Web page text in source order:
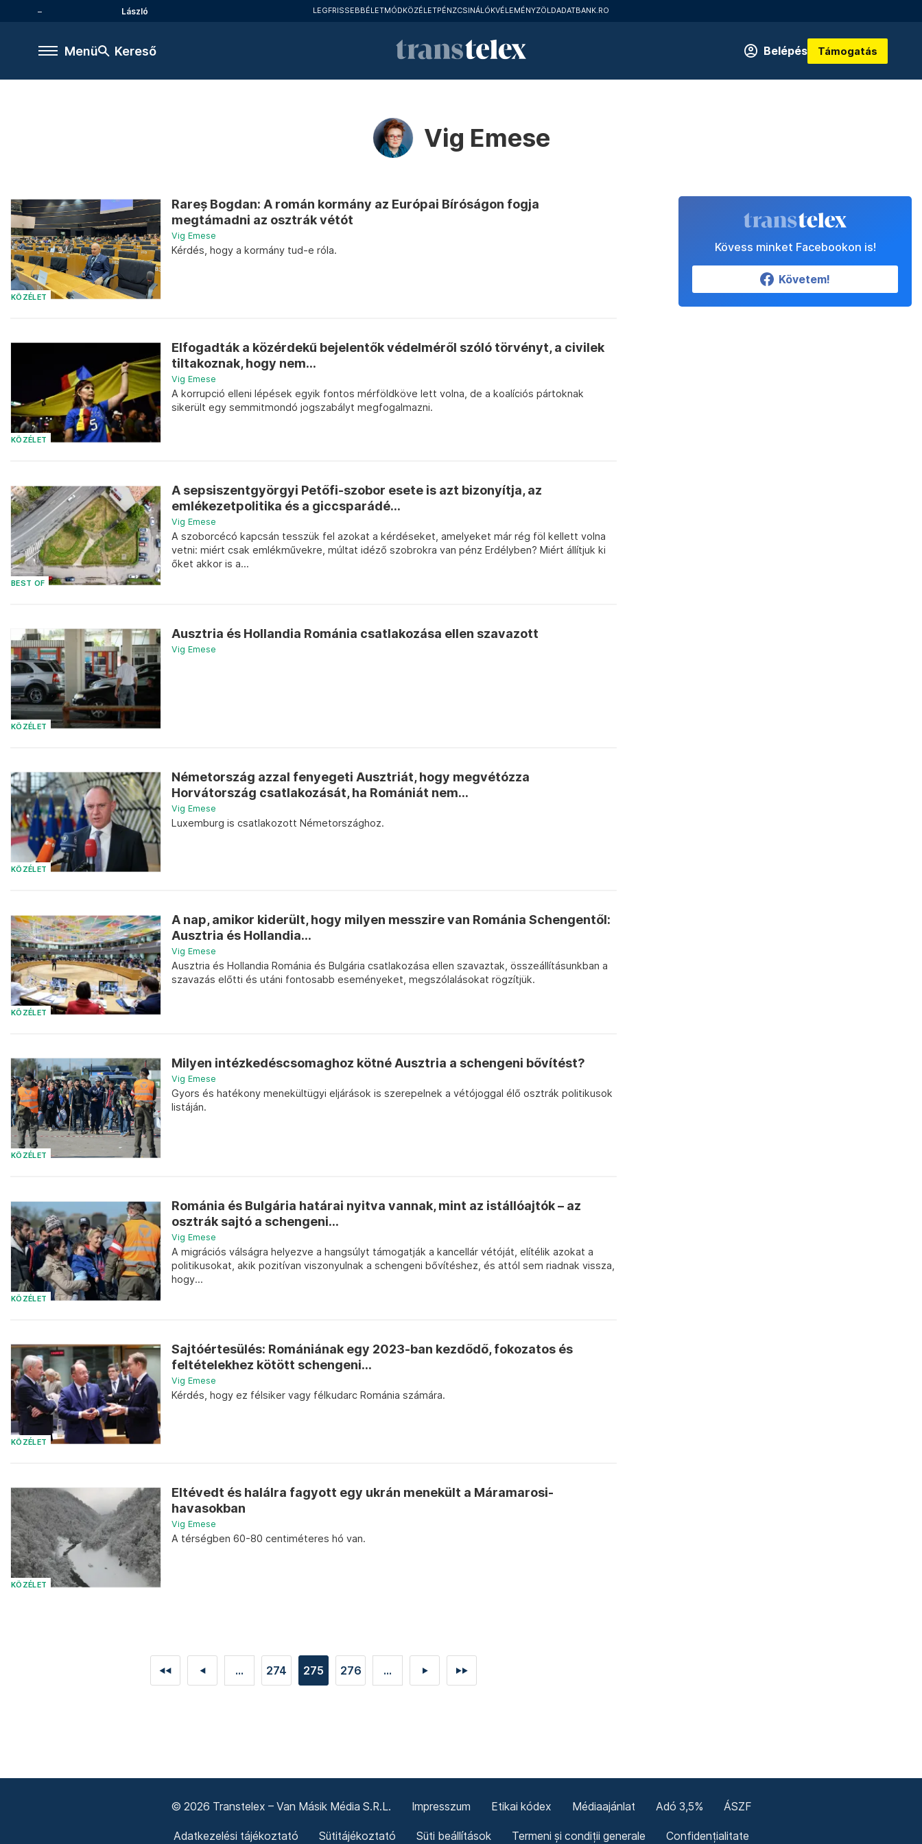
László LEGFRISSEBBÉLETMÓDKÖZÉLETPÉNZCSINÁLÓKVÉLEMÉNYZÖLDADATBANK.RO
Menü Kereső Belépés Támogatás
Vig Emese
KÖZÉLET
Rareș Bogdan: A román kormány az Európai Bíróságon fogja
megtámadni az osztrák vétót
Vig Emese
Kérdés, hogy a kormány tud-e róla.
KÖZÉLET
Elfogadták a közérdekű bejelentők védelméről szóló törvényt, a civilek
tiltakoznak, hogy nem...
Vig Emese
A korrupció elleni lépések egyik fontos mérföldköve lett volna, de a koalíciós pártoknak
sikerült egy semmitmondó jogszabályt megfogalmazni.
BEST OF
A sepsiszentgyörgyi Petőfi-szobor esete is azt bizonyítja, az
emlékezetpolitika és a giccsparádé...
Vig Emese
A szoborcécó kapcsán tesszük fel azokat a kérdéseket, amelyeket már rég föl kellett volna
vetni: miért csak emlékművekre, múltat idéző szobrokra van pénz Erdélyben? Miért állítjuk ki
őket akkor is a...
KÖZÉLET
Ausztria és Hollandia Románia csatlakozása ellen szavazott
Vig Emese
KÖZÉLET
Németország azzal fenyegeti Ausztriát, hogy megvétózza
Horvátország csatlakozását, ha Romániát nem...
Vig Emese
Luxemburg is csatlakozott Németországhoz.
KÖZÉLET
A nap, amikor kiderült, hogy milyen messzire van Románia Schengentől:
Ausztria és Hollandia...
Vig Emese
Ausztria és Hollandia Románia és Bulgária csatlakozása ellen szavaztak, összeállításunkban a
szavazás előtti és utáni fontosabb eseményeket, megszólalásokat rögzítjük.
KÖZÉLET
Milyen intézkedéscsomaghoz kötné Ausztria a schengeni bővítést?
Vig Emese
Gyors és hatékony menekültügyi eljárások is szerepelnek a vétójoggal élő osztrák politikusok
listáján.
KÖZÉLET
Románia és Bulgária határai nyitva vannak, mint az istállóajtók – az
osztrák sajtó a schengeni...
Vig Emese
A migrációs válságra helyezve a hangsúlyt támogatják a kancellár vétóját, elítélik azokat a
politikusokat, akik pozitívan viszonyulnak a schengeni bővítéshez, és attól sem riadnak vissza,
hogy...
KÖZÉLET
Sajtóértesülés: Romániának egy 2023-ban kezdődő, fokozatos és
feltételekhez kötött schengeni...
Vig Emese
Kérdés, hogy ez félsiker vagy félkudarc Románia számára.
KÖZÉLET
Eltévedt és halálra fagyott egy ukrán menekült a Máramarosi-
havasokban
Vig Emese
A térségben 60-80 centiméteres hó van.
◄◄ ◄ ... 274 275 276 ... ► ►►
Kövess minket Facebookon is!
Követem!
© 2026 Transtelex – Van Másik Média S.R.L. Impresszum Etikai kódex Médiaajánlat Adó 3,5% ÁSZF
Adatkezelési tájékoztató Sütitájékoztató Süti beállítások Termeni și condiții generale Confidențialitate